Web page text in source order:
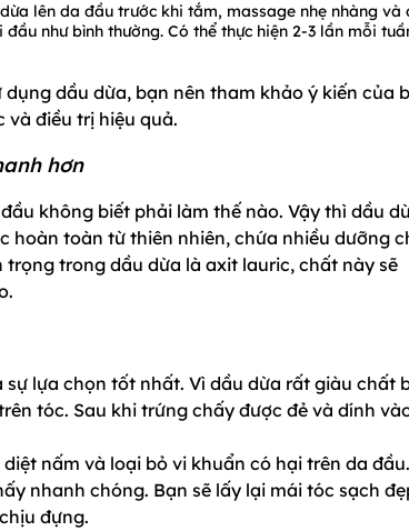
lên da đầu trước khi tắm, massage nhẹ nhàng và
như bình thường. Có thể thực hiện 2-3 lần mỗi
dầu dừa, bạn nên tham khảo ý kiến của
và điều trị hiệu quả.
hơn
không biết phải làm thế nào. Vậy thì dầu
hoàn toàn từ thiên nhiên, chứa nhiều dưỡng
trong dầu dừa là axit lauric, chất này sẽ
lựa chọn tốt nhất. Vì dầu dừa rất giàu chất
tóc. Sau khi trứng chấy được đẻ và dính
nấm và loại bỏ vi khuẩn có hại trên da
nhanh chóng. Bạn sẽ lấy lại mái tóc sạch
đựng.